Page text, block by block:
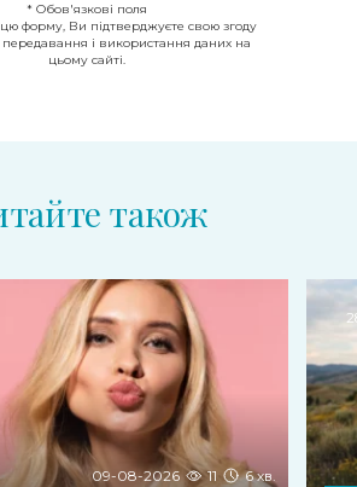
* Обов'язкові поля
форму, Ви підтверджуєте свою згоду
передавання і використання даних на
цьому сайті.
також
09-08-2026 11 6 хв.